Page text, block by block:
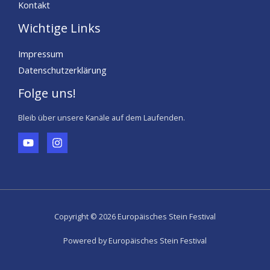
Kontakt
Wichtige Links
Impressum
Datenschutzerklärung
Folge uns!
Bleib über unsere Kanäle auf dem Laufenden.
Copyright © 2026 Europäisches Stein Festival
Powered by Europäisches Stein Festival